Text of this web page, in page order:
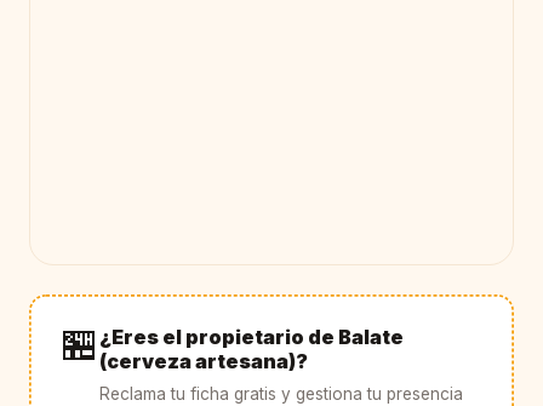
🏪 ¿Eres el propietario de Balate
(cerveza artesana)?
Reclama tu ficha gratis y gestiona tu presencia